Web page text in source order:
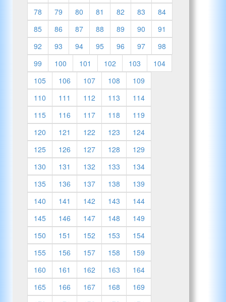
78
79 80 81 82 83
84
85
86 87 88 89 90
91
92
93 94 95 96 97
98
99
100 101 102 103
104
105
106 107 108
109
110
111 112 113
114
115
116 117 118
119
120
121 122 123
124
125
126 127 128
129
130
131 132 133
134
135
136 137 138
139
140
141 142 143
144
145
146 147 148
149
150
151 152 153
154
155
156 157 158
159
160
161 162 163
164
165
166 167 168
169